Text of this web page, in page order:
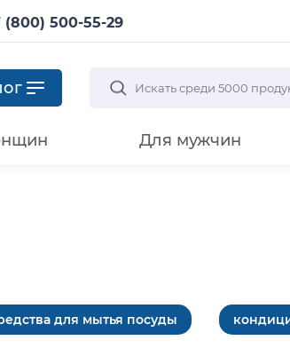
(800) 500-55-29
Для мужчин
для мытья посуды